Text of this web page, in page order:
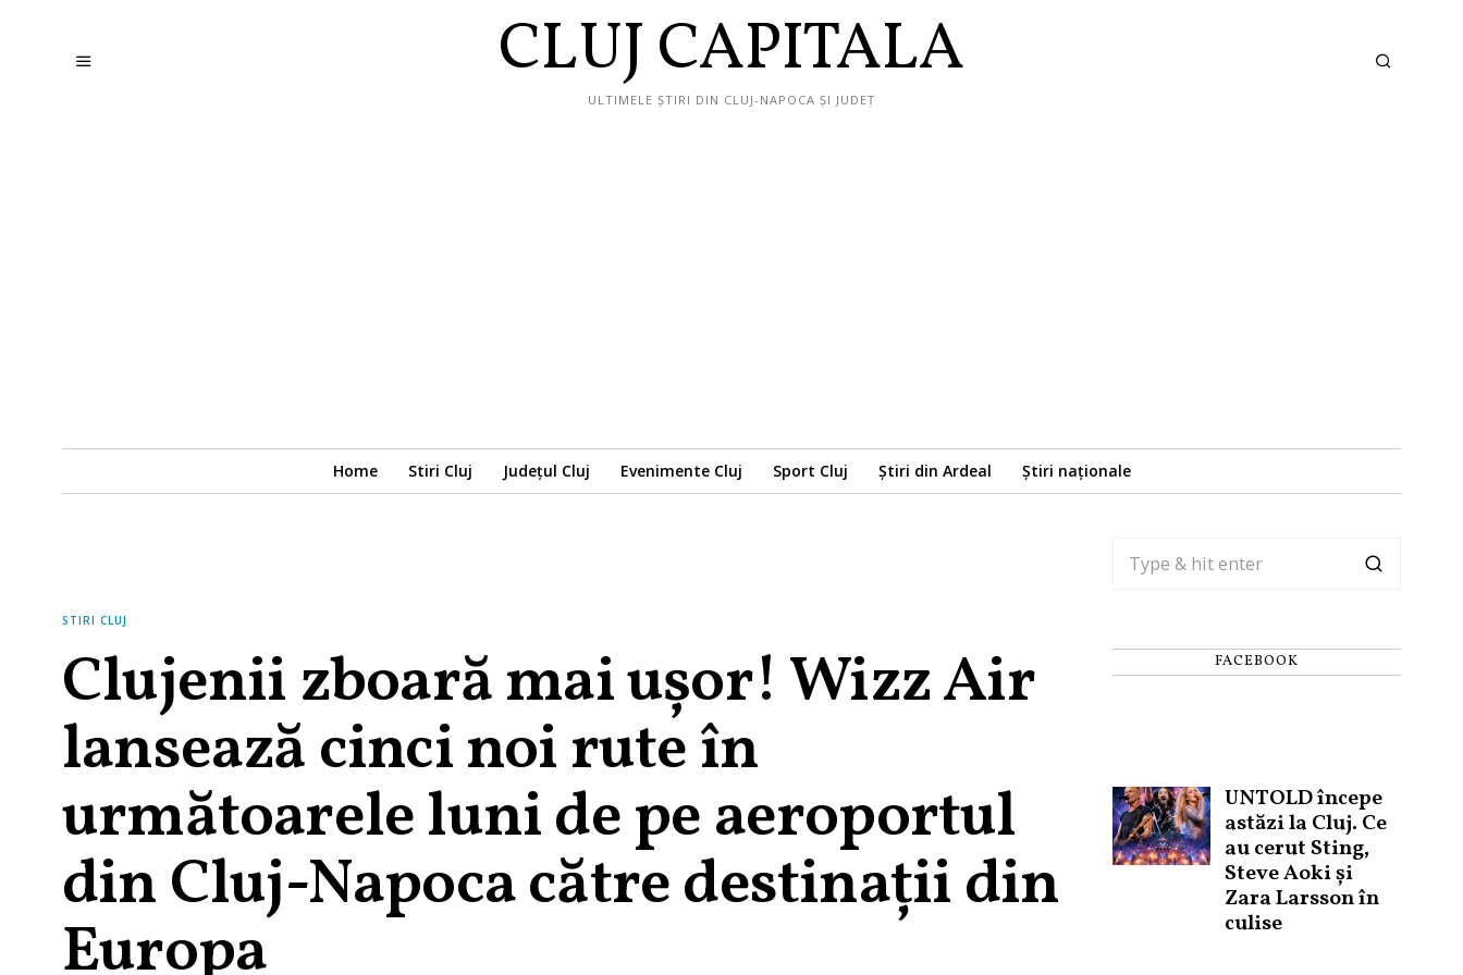
CLUJ CAPITALA
ULTIMELE ȘTIRI DIN CLUJ-NAPOCA ȘI JUDEȚ
Home Stiri Cluj Județul Cluj Evenimente Cluj Sport Cluj Știri din Ardeal Știri naționale
STIRI CLUJ
Clujenii zboară mai ușor! Wizz Air
lansează cinci noi rute în
următoarele luni de pe aeroportul
din Cluj-Napoca către destinații din
Europa
FACEBOOK
UNTOLD începe
astăzi la Cluj. Ce
au cerut Sting,
Steve Aoki și
Zara Larsson în
culise